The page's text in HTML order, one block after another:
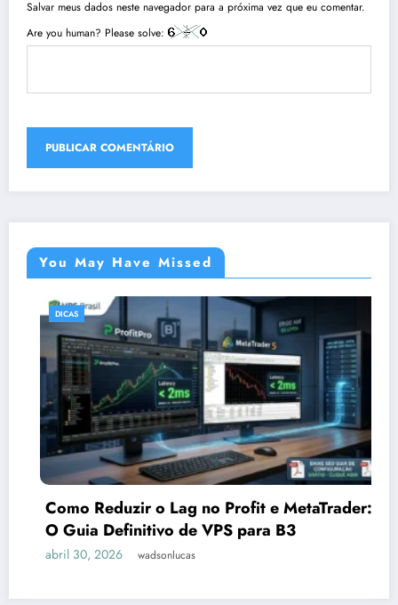
Salvar meus dados neste navegador para a próxima vez que eu comentar.
Are you human? Please solve:
You May Have Missed
DICAS
Como Reduzir o Lag no Profit e MetaTrader:
O Guia Definitivo de VPS para B3
abril 30, 2026 wadsonlucas